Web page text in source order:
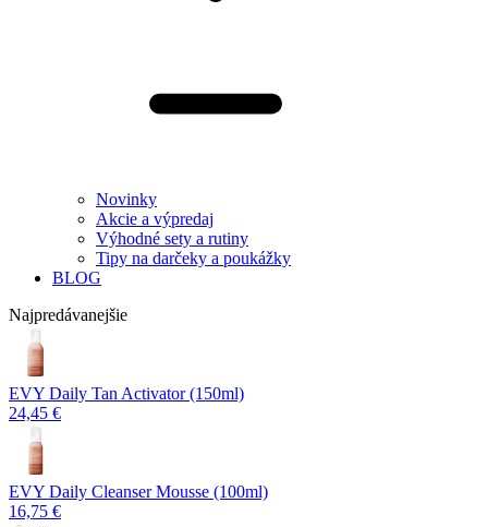
Novinky
Akcie a výpredaj
Výhodné sety a rutiny
Tipy na darčeky a poukážky
BLOG
Najpredávanejšie
EVY Daily Tan Activator (150ml)
24,45 €
EVY Daily Cleanser Mousse (100ml)
16,75 €